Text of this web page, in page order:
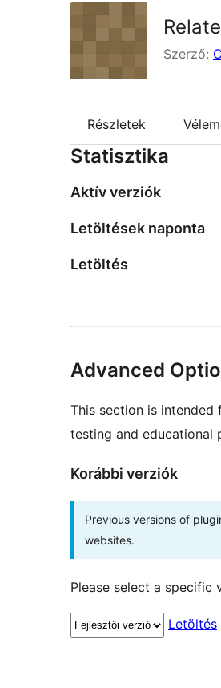
Szerző:
Részletek
Statisztika
Aktív verziók
Letöltések naponta
Letöltés
Advanced
This section is intended
testing and educational
Korábbi verziók
Previous versions of
websites.
Please select a specific
Letöltés